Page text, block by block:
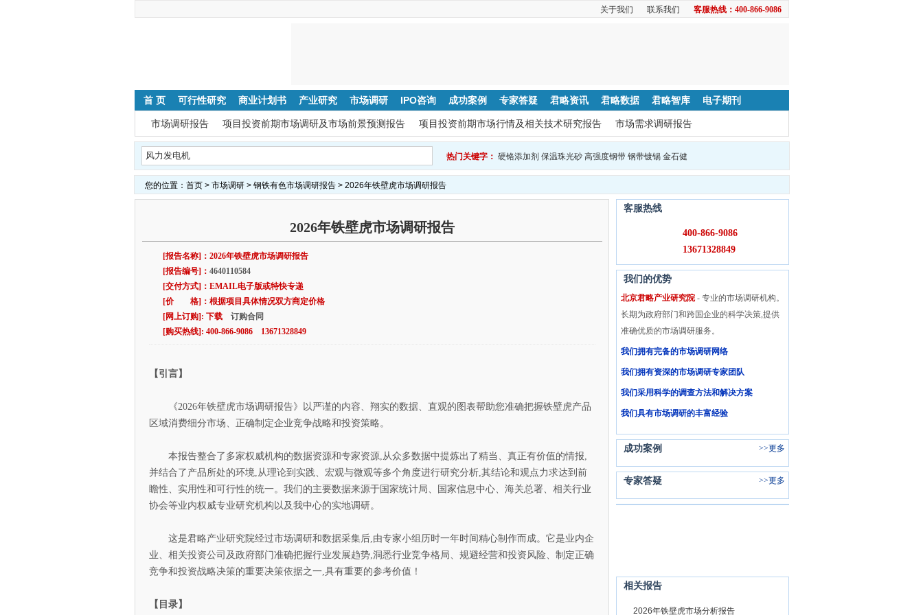
客服热线：400-866-9086
联系我们
关于我们
首 页 可行性研究 商业计划书 产业研究 市场调研 IPO咨询 成功案例 专家答疑 君略资讯 君略数据 君略智库 电子期刊
市场调研报告 项目投资前期市场调研及市场前景预测报告 项目投资前期市场行情及相关技术研究报告 市场需求调研报告
热门关键字： 硬铬添加剂 保温珠光砂 高强度钢带 钢带镀锡 金石健
您的位置： 首页> 市场调研> 钢铁有色市场调研报告> 2026年铁壁虎市场调研报告
2026年铁壁虎市场调研报告
[报告名称]：2026年铁壁虎市场调研报告
[报告编号]： 4640110584
[交付方式]：EMAIL电子版或特快专递
[价 格]：根据项目具体情况双方商定价格
[网上订购]: 下载 订购合同
[购买热线]: 400-866-9086 13671328849
【引言】
《2026年铁壁虎市场调研报告》以严谨的内容、翔实的数据、直观的图表帮助您准确把握铁壁虎产品
区域消费细分市场、正确制定企业竞争战略和投资策略。
本报告整合了多家权威机构的数据资源和专家资源,从众多数据中提炼出了精当、真正有价值的情报,
并结合了产品所处的环境,从理论到实践、宏观与微观等多个角度进行研究分析,其结论和观点力求达到前
瞻性、实用性和可行性的统一。我们的主要数据来源于国家统计局、国家信息中心、海关总署、相关行业
协会等业内权威专业研究机构以及我中心的实地调研。
这是君略产业研究院经过市场调研和数据采集后,由专家小组历时一年时间精心制作而成。它是业内企
业、相关投资公司及政府部门准确把握行业发展趋势,洞悉行业竞争格局、规避经营和投资风险、制定正确
竞争和投资战略决策的重要决策依据之一,具有重要的参考价值！
【目录】
客服热线
400-866-9086
13671328849
我们的优势
北京君略产业研究院- 专业的市场调研机构。
长期为政府部门和跨国企业的科学决策,提供
准确优质的市场调研服务。
我们拥有完备的市场调研网络
我们拥有资深的市场调研专家团队
我们采用科学的调查方法和解决方案
我们具有市场调研的丰富经验
成功案例 >>更多
专家答疑 >>更多
相关报告
2026年铁壁虎市场分析报告